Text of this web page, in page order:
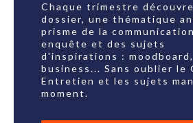
Chaque trimestre
dossier, une thématique
prisme de la
enquête et des sujets
d'inspirations :
business... Sans oublier le
Entretien et les sujets
moment.